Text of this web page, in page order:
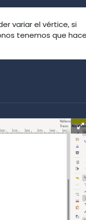
variar el vértice, si
tenemos que